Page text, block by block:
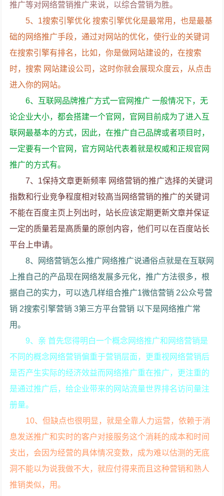
推广等对网络营销推广来说，以综合营销为胜。
5、1搜索引擎优化 搜索引擎优化是最常用，也是最基
础的网络推广手段，通过对网站的优化，使行业的关键词
在搜索引擎有排名，比如，你是做网站建设的，在搜索
时，搜索 网站建设公司，这时你就会展现众度云，从点击
进入你的网站。
6、互联网品牌推广方式一官网推广 一般情况下，无
论企业大小，都会搭建一个官网，官网目前成为了进入互
联网最基本的方式，因此，在推广自己品牌或者项目时，
一定要有一个官网，官方网站代表着就是权威和正规官网
推广的方式有。
7、1保持文章更新频率 网络营销的推广选择的关键词
指数和行业竞争程度相对较高当网络营销的推广的关键词
不能在百度主页上列出时，站长应该定期更新文章并保证
一定的质量若是高质量的原创内容，他们可以在百度站长
平台上申请。
8、网络营销怎么推广网络推广说通俗点就是在互联网
上推自己的产品现在网络发展多元化，推广方法很多，根
据自己的实力，可以选几样组合推广1微信营销 2公众号营
销 2搜索引擎营销 3第三方平台营销 以下是网络推广常
用。
9、亲 首先您得明白一个概念网络推广和网络营销是
不同的概念网络营销偏重于营销层面，更重视网络营销后
是否产生实际的经济效益而网络推广重在推广，更注重的
是通过推广后，给企业带来的网站流量世界排名访问量注
册量。
10、但缺点也很明显，就是全靠人力运营，依赖于消
息发送推广和实时的客户对接服务这个消耗的成本和时间
支出，会因为经营的具体情况变数，成为难以估测的无底
洞不能以为说我做不大，就应付得来而且这种营销和熟人
推销类似，用。